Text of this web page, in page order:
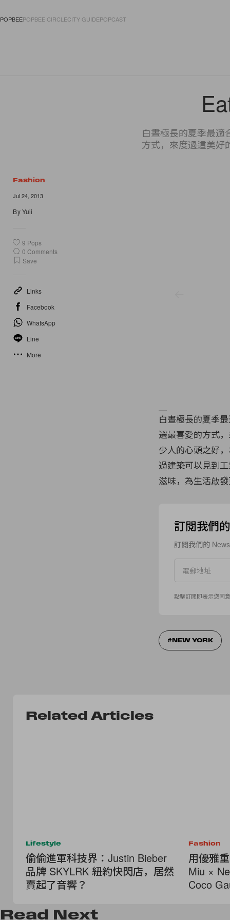
POPBEEPOPBEE CIRCLECITY GUIDEPOPCAST
白晝極長的夏季最適
方式，來度過這美好
Fashion
Jul 24, 2013
ByYuii
9 Pops
0 Comments
Save
Links
Facebook
WhatsApp
Line
More
白晝極長的夏季
選最喜愛的方式
少人的心頭之好
過建築可以見到
滋味，為生活啟
訂閱我們
訂閱我們的
點擊訂閱即表示您同
NEW YORK
Related Articles
Lifestyle
偷偷進軍科技界：Justin Bieber
品牌 SKYLRK 紐約快閃店，居然
賣起了音響？
Fashion
用優雅
Miu ×
Coco
Read Next